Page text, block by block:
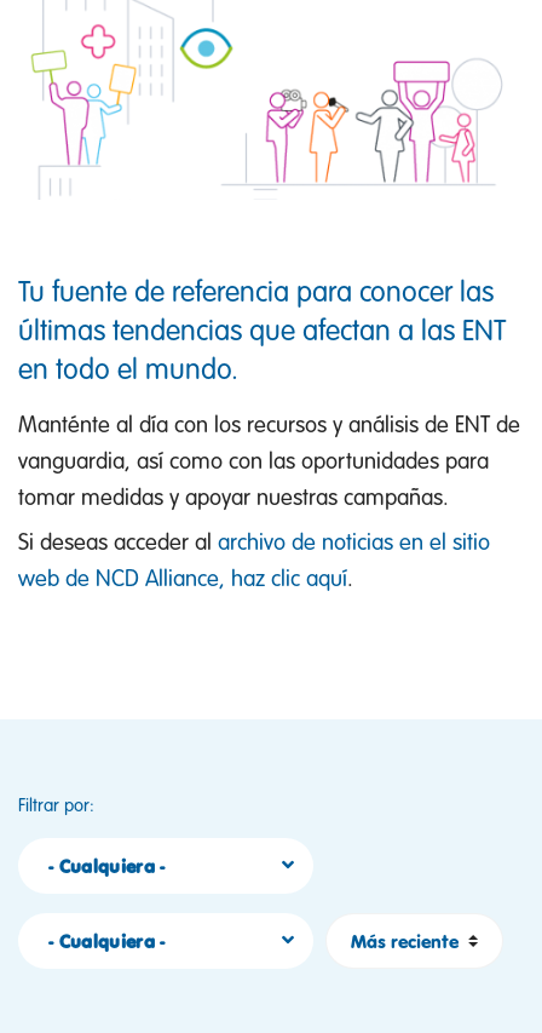
Tu fuente de referencia para conocer las
últimas tendencias que afectan a las ENT
en todo el mundo.
Manténte al día con los recursos y análisis de ENT de
vanguardia, así como con las oportunidades para
tomar medidas y apoyar nuestras campañas.
Si deseas acceder al archivo de noticias en el sitio
web de NCD Alliance, haz clic aquí.
Filtrar por:
- Cualquiera -
- Cualquiera -